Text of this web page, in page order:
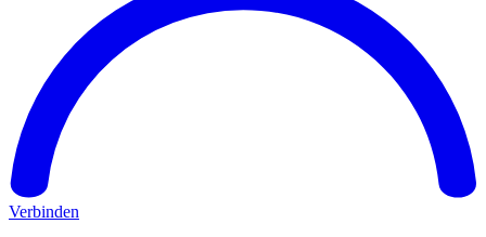
Verbinden